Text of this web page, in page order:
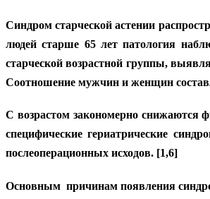
Синдром старческой астении
людей старше 65 лет патология
старческой возрастной группы,
Соотношение мужчин и женщин
С возрастом закономерно снижаются
специфические гериатрические
послеоперационных исходов. [1,6]
Основным причинам появления